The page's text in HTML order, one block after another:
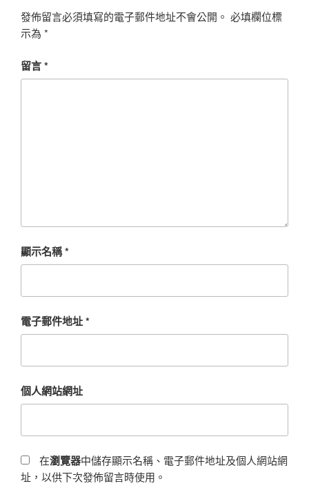
發佈留言必須填寫的電子郵件地址不會公開。 必填欄位標
示為 *
留言*
顯示名稱*
電子郵件地址*
個人網站網址
在瀏覽器中儲存顯示名稱、電子郵件地址及個人網站網
址，以供下次發佈留言時使用。